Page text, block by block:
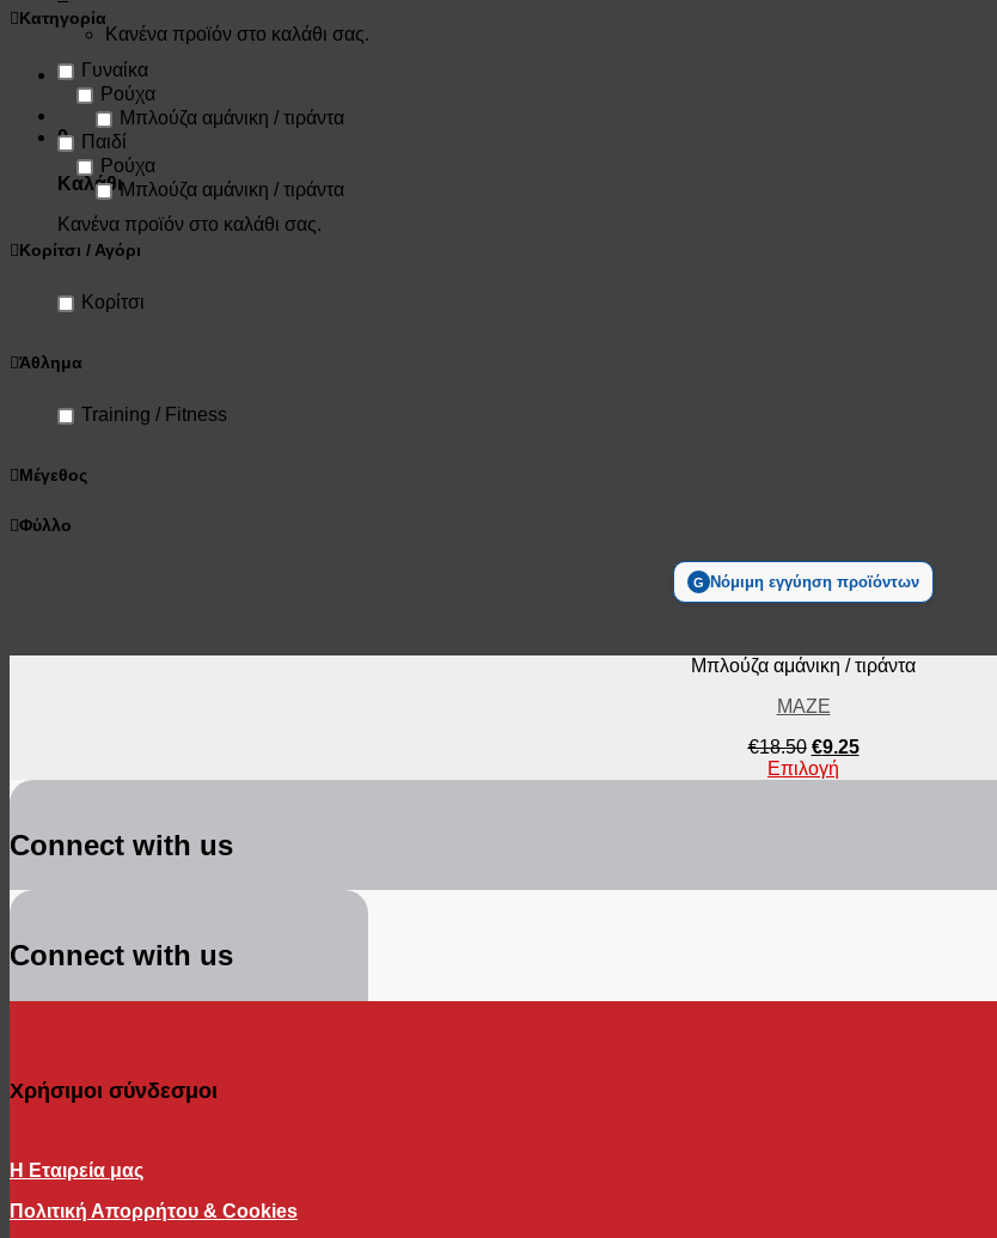
Κανένα προϊόν στο καλάθι σας.
0
Καλάθι
Κανένα προϊόν στο καλάθι σας.
Κατηγορία
Γυναίκα
Ρούχα
Μπλούζα αμάνικη / τιράντα
Παιδί
Ρούχα
Μπλούζα αμάνικη / τιράντα
Κορίτσι / Αγόρι
Κορίτσι
Άθλημα
Training / Fitness
Μέγεθος
Φύλλο
G Νόμιμη εγγύηση προϊόντων
Μπλούζα αμάνικη / τιράντα
MAZE
€18.50 €9.25
Επιλογή
Connect with us
Connect with us
Χρήσιμοι σύνδεσμοι
Η Εταιρεία μας
Πολιτική Απορρήτου & Cookies